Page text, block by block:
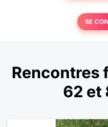
SE
Rencontres
62 et